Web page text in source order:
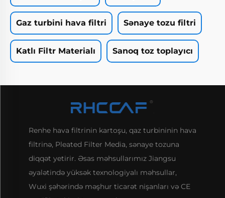
Gaz turbini hava filtri Sənaye tozu filtri
Katlı Filtr Materialı Sanoq toz toplayıcı
Renhe hava filtrinin kartoşu, qaz turbininin hava
filtrinə, Pleated Filter Media, sənaye tozuna
diqqət yetirir. Əsas məhsullarımız Jiangsu
əyalətində yüksək texnologiyalı məhsullar,
Wuxi şəhərində məşhur ticarət nişanları və CE